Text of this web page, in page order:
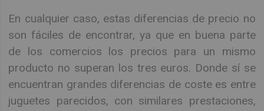
En cualquier caso, estas diferencias de precio no
son fáciles de encontrar, ya que en buena parte
de los comercios los precios para un mismo
producto no superan los tres euros. Donde sí se
encuentran grandes diferencias de coste es entre
juguetes parecidos, con similares prestaciones,